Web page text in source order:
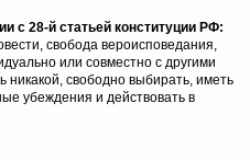
с 28-й статьей конституции РФ:
свобода вероисповедания,
или совместно с другими
свободно выбирать, иметь
убеждения и действовать в